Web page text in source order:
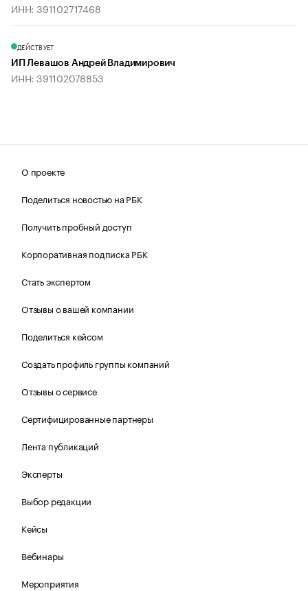
ИНН: 391102717468
ДЕЙСТВУЕТ
ИП Левашов Андрей Владимирович
ИНН: 391102078853
О проекте
Поделиться новостью на РБК
Получить пробный доступ
Корпоративная подписка РБК
Стать экспертом
Отзывы о вашей компании
Поделиться кейсом
Создать профиль группы компаний
Отзывы о сервисе
Сертифицированные партнеры
Лента публикаций
Эксперты
Выбор редакции
Кейсы
Вебинары
Мероприятия